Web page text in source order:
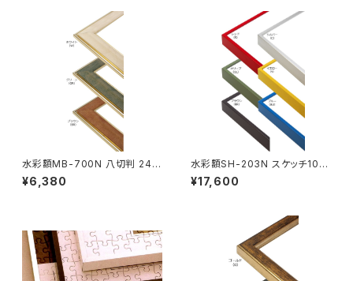
水彩額MB-700N 八切判 241
×302ミリ
¥6,380
水彩額SH-203N スケッチ10F
595×670ミリ
¥17,600